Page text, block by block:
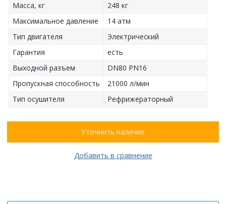
Масса, кг
248 кг
Максимальное давление
14 атм
Тип двигателя
Электрический
Гарантия
есть
Выходной разъем
DN80 PN16
Пропускная способность
21000 л/мин
Тип осушителя
Рефрижераторный
Уточнить наличие
Добавить в сравнение